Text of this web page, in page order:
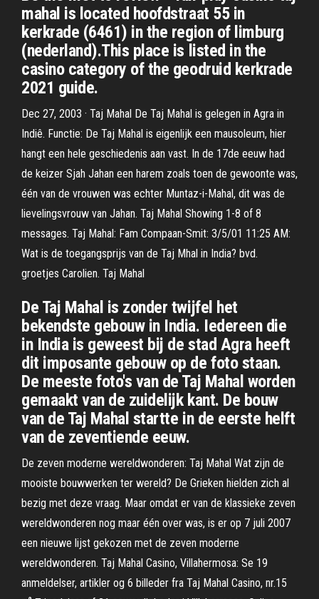
mahal is located hoofdstraat 55 in
kerkrade (6461) in the region of limburg
(nederland).This place is listed in the
casino category of the geodruid kerkrade
2021 guide.
Dec 27, 2003 · Taj Mahal De Taj Mahal is gelegen in Agra in
Indiê. Functie: De Taj Mahal is eigenlijk een mausoleum, hier
hangt een hele geschiedenis aan vast. In de 17de eeuw had
de keizer Sjah Jahan een harem zoals toen de gewoonte was,
één van de vrouwen was echter Muntaz-i-Mahal, dit was de
lievelingsvrouw van Jahan. Taj Mahal Showing 1-8 of 8
messages. Taj Mahal: Fam Compaan-Smit: 3/5/01 11:25 AM:
Wat is de toegangsprijs van de Taj Mhal in India? bvd.
groetjes Carolien. Taj Mahal
De Taj Mahal is zonder twijfel het
bekendste gebouw in India. Iedereen die
in India is geweest bij de stad Agra heeft
dit imposante gebouw op de foto staan.
De meeste foto's van de Taj Mahal worden
gemaakt van de zuidelijk kant. De bouw
van de Taj Mahal startte in de eerste helft
van de zeventiende eeuw.
De zeven moderne wereldwonderen: Taj Mahal Wat zijn de
mooiste bouwwerken ter wereld? De Grieken hielden zich al
bezig met deze vraag. Maar omdat er van de klassieke zeven
wereldwonderen nog maar één over was, is er op 7 juli 2007
een nieuwe lijst gekozen met de zeven moderne
wereldwonderen. Taj Mahal Casino, Villahermosa: Se 19
anmeldelser, artikler og 6 billeder fra Taj Mahal Casino, nr.15